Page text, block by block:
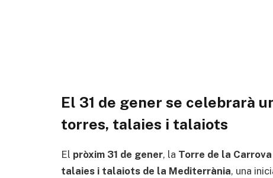
El 31 de gener se celebrarà
torres, talaies i talaiots
El pròxim 31 de gener, la Torre de la Carrova
talaies i talaiots de la Mediterrània, una